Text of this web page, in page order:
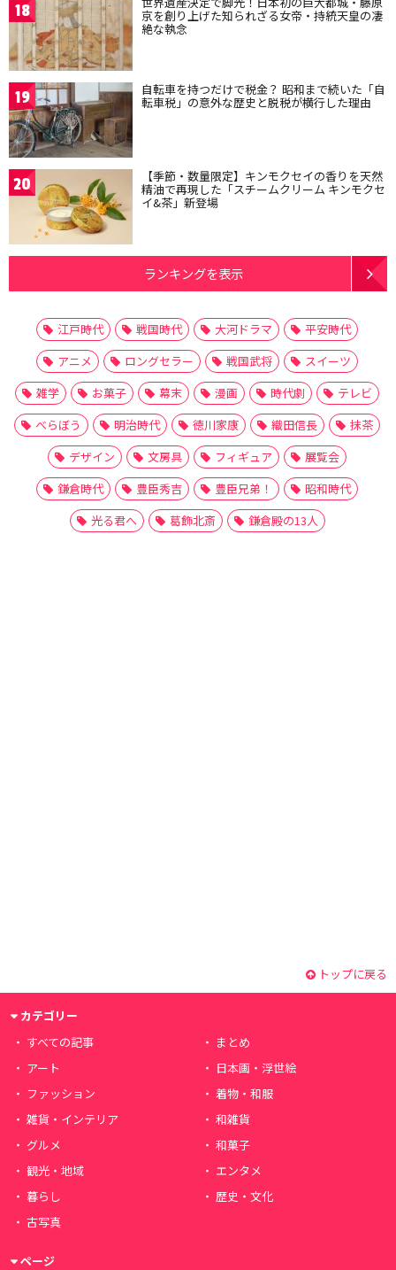
18 京を創り上げた知られざる女帝・持統天皇の凄
絶な執念
19 自転車を持つだけで税金？ 昭和まで続いた「自
転車税」の意外な歴史と脱税が横行した理由
20 【季節・数量限定】キンモクセイの香りを天然
精油で再現した「スチームクリーム キンモクセ
イ&茶」新登場
ランキングを表示
江戸時代 戦国時代 大河ドラマ
平安時代
アニメ
ロングセラー 戦国武将
スイーツ
雑学
お菓子 幕末 漫画 時代劇
テレビ
べらぼう
明治時代 徳川家康 織田信長
抹茶
デザイン
文房具 フィギュア
展覧会
鎌倉時代
豊臣秀吉 豊臣兄弟！
昭和時代
光る君へ
葛飾北斎 鎌倉殿の13人
トップに戻る
カテゴリー
すべての記事
まとめ
アート
日本画・浮世絵
ファッション
着物・和服
雑貨・インテリア
和雑貨
グルメ
和菓子
観光・地域
エンタメ
暮らし
歴史・文化
古写真
ページ